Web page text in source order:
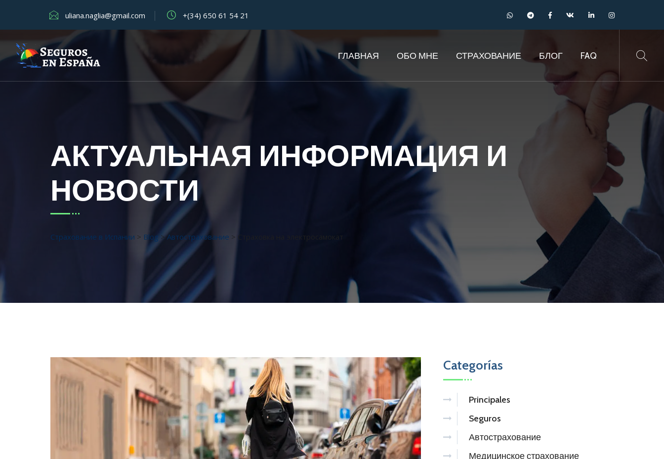
uliana.naglia@gmail.com +(34) 650 61 54 21
ГЛАВНАЯ ОБО МНЕ СТРАХОВАНИЕ БЛОГ FAQ
АКТУАЛЬНАЯ ИНФОРМАЦИЯ И
НОВОСТИ
Страхование в Испании > Blog >Автострахование > Страховка на электросамокат
Categorías
Principales
Seguros
Автострахование
Медицинское страхование